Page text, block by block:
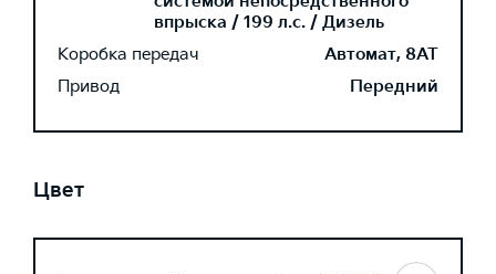
впрыска / 199 л.с. / Дизель
Коробка передач
Автомат, 8AT
Привод
Передний
Цвет